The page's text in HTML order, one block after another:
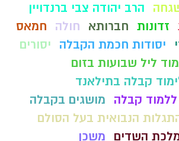
הרב יהודה צבי ברנדויין
זדונות חברותא חולה
חמאס
יסודות חכמת הקבלה
יסורים
ליל שבועות בזום
קבלה בתילאנד
קבלה
מושגים בקבלה
הנבואית בעל הסולם
השדים
משכן